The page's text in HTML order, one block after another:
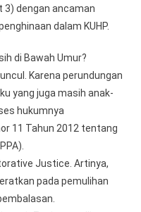
3) dengan ancaman
dalam KUHP.
di Bawah Umur?
Karena perundungan
yang juga masih anak-
hukumnya
11 Tahun 2012 tentang
Justice. Artinya,
pada pemulihan